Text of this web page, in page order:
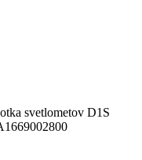
svetlometov D1S